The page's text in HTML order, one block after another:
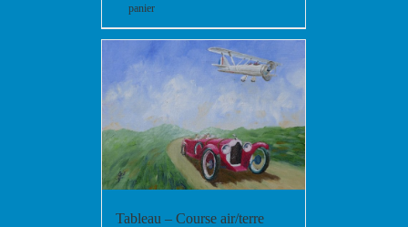
panier
Tableau – Course air/terre